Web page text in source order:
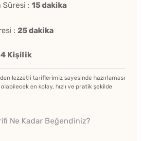
Süresi : 15 dakika
: 25 dakika
4 Kişilik
lezzetli tariflerimiz sayesinde hazırlaması
en kolay, hızlı ve pratik şekilde
Ne Kadar Beğendiniz?